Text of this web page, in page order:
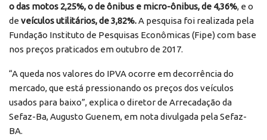
o das motos 2,25%, o de ônibus e micro-ônibus, de 4,36%, e o
de veículos utilitários, de 3,82%.A pesquisa foi realizada pela
Fundação Instituto de Pesquisas Econômicas (Fipe) com base
nos preços praticados em outubro de 2017.
“A queda nos valores do IPVA ocorre em decorrência do
mercado, que está pressionando os preços dos veículos
usados para baixo”, explica o diretor de Arrecadação da
Sefaz-Ba, Augusto Guenem, em nota divulgada pela Sefaz-
BA.